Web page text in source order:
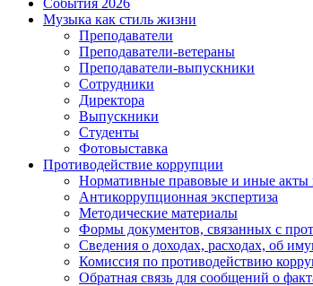
События 2026
Музыка как стиль жизни
Преподаватели
Преподаватели-ветераны
Преподаватели-выпускники
Сотрудники
Директора
Выпускники
Студенты
Фотовыставка
Противодействие коррупции
Нормативные правовые и иные акты
Антикоррупционная экспертиза
Методические материалы
Формы документов, связанных с
Сведения о доходах, расходах, об
Комиссия по противодействию
Обратная связь для сообщений о